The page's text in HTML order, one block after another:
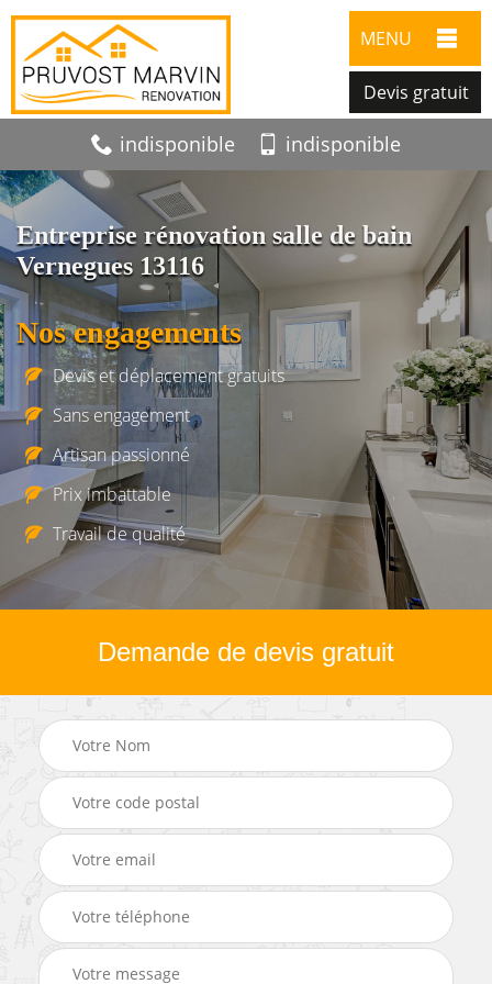
MENU
Devis gratuit
indisponible indisponible
Entreprise rénovation salle de bain
Vernegues 13116
Nos engagements
Devis et déplacement gratuits
Sans engagement
Artisan passionné
Prix imbattable
Travail de qualité
Demande de devis gratuit